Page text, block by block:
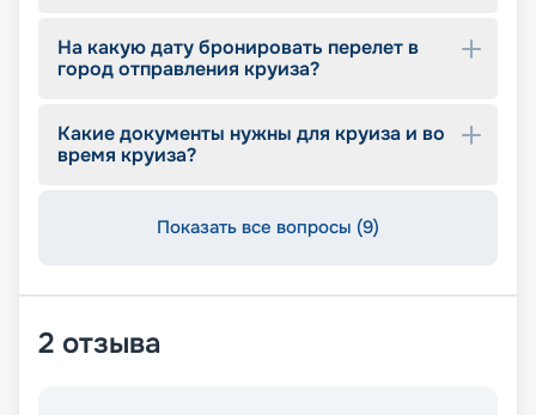
На какую дату бронировать перелет в
город отправления круиза?
Какие документы нужны для круиза и во
время круиза?
Показать все вопросы (9)
2 отзыва